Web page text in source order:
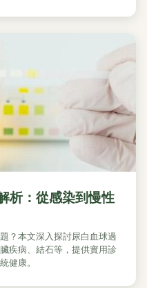
析：從感染到慢性
？本文深入探討尿白血球過
疾病、結石等，提供實用診
健康。